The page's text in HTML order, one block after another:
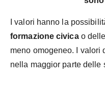
I valori hanno la
formazione civica o
meno omogeneo. I valori
nella maggior parte delle